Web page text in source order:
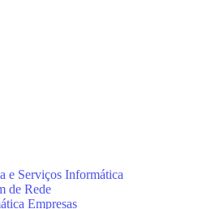
e Serviços Informática
de Rede
Empresas